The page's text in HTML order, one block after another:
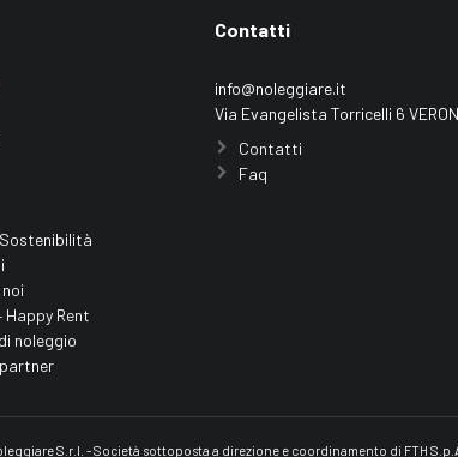
Rent
noleggio
Contatti
info@noleggiare.it
Via Evangelista Torricelli 6
Contatti
Faq
S.r.l. - Società sottoposta a direzione e coordinamento di FTH